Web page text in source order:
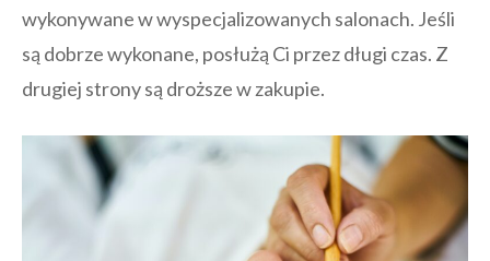
wykonywane w wyspecjalizowanych salonach. Jeśli
są dobrze wykonane, posłużą Ci przez długi czas. Z
drugiej strony są droższe w zakupie.